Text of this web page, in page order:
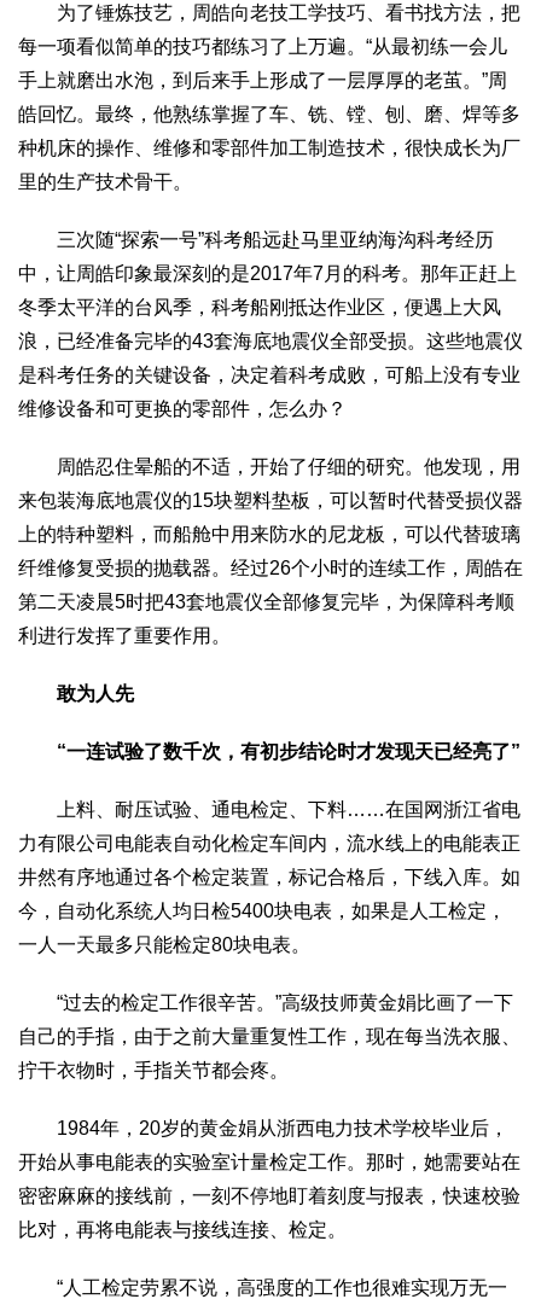
为了锤炼技艺，周皓向老技工学技巧、看书找方法，把
每一项看似简单的技巧都练习了上万遍。“从最初练一会儿
手上就磨出水泡，到后来手上形成了一层厚厚的老茧。”周
皓回忆。最终，他熟练掌握了车、铣、镗、刨、磨、焊等多
种机床的操作、维修和零部件加工制造技术，很快成长为厂
里的生产技术骨干。
三次随“探索一号”科考船远赴马里亚纳海沟科考经历
中，让周皓印象最深刻的是2017年7月的科考。那年正赶上
冬季太平洋的台风季，科考船刚抵达作业区，便遇上大风
浪，已经准备完毕的43套海底地震仪全部受损。这些地震仪
是科考任务的关键设备，决定着科考成败，可船上没有专业
维修设备和可更换的零部件，怎么办？
周皓忍住晕船的不适，开始了仔细的研究。他发现，用
来包装海底地震仪的15块塑料垫板，可以暂时代替受损仪器
上的特种塑料，而船舱中用来防水的尼龙板，可以代替玻璃
纤维修复受损的抛载器。经过26个小时的连续工作，周皓在
第二天凌晨5时把43套地震仪全部修复完毕，为保障科考顺
利进行发挥了重要作用。
敢为人先
“一连试验了数千次，有初步结论时才发现天已经亮了”
上料、耐压试验、通电检定、下料……在国网浙江省电
力有限公司电能表自动化检定车间内，流水线上的电能表正
井然有序地通过各个检定装置，标记合格后，下线入库。如
今，自动化系统人均日检5400块电表，如果是人工检定，
一人一天最多只能检定80块电表。
“过去的检定工作很辛苦。”高级技师黄金娟比画了一下
自己的手指，由于之前大量重复性工作，现在每当洗衣服、
拧干衣物时，手指关节都会疼。
1984年，20岁的黄金娟从浙西电力技术学校毕业后，
开始从事电能表的实验室计量检定工作。那时，她需要站在
密密麻麻的接线前，一刻不停地盯着刻度与报表，快速校验
比对，再将电能表与接线连接、检定。
“人工检定劳累不说，高强度的工作也很难实现万无一